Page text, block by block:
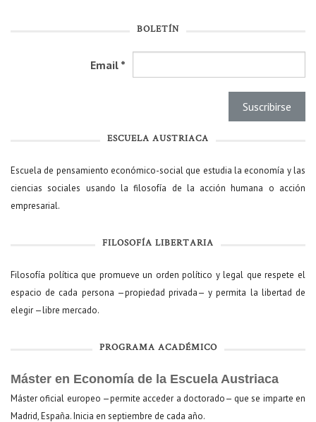
BOLETÍN
Email *
ESCUELA AUSTRIACA
Escuela de pensamiento económico-social que estudia la economía y las
ciencias sociales usando la filosofía de la acción humana o acción
empresarial.
FILOSOFÍA LIBERTARIA
Filosofía política que promueve un orden político y legal que respete el
espacio de cada persona —propiedad privada— y permita la libertad de
elegir —libre mercado.
PROGRAMA ACADÉMICO
Máster en Economía de la Escuela Austriaca
Máster oficial europeo —permite acceder a doctorado— que se imparte en
Madrid, España. Inicia en septiembre de cada año.